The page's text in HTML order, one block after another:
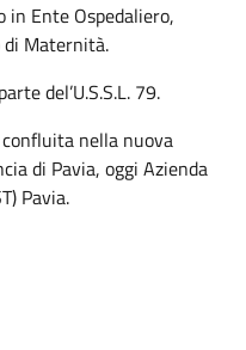
in Ente Ospedaliero,
di Maternità.
del’U.S.S.L. 79.
nella nuova
di Pavia, oggi Azienda
Pavia.